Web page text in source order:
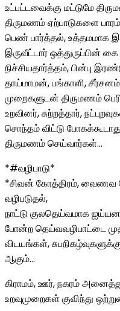
உட்பட்டவைக்கு மட்டுமே
திருமணம் ஏற்பாடுகளை
பெண் பார்த்தல், உத்தமமாக
இருவீட்டார் ஒத்துருப்பின்
நிச்சியதார்த்தம், பின்பு
தாய்மாமன், பங்காளி,
முறைகளுடன் திருமணம்
உறவினர், சுற்றத்தார்,
சொந்தம் விட்டு
திருமணம் செய்வார்கள்…
*#வழிபாடு*
*சிவன் கோத்திரம், வைணவ
வழிபடுதல்,
நாட்டு குலதெய்வமாக
போன்ற தெய்வவழிபாட்டை
விடயங்கள்,
ஆகும்…
கிராமம், ஊர், நகரம்
உறவுமுறைகள் குவிந்து